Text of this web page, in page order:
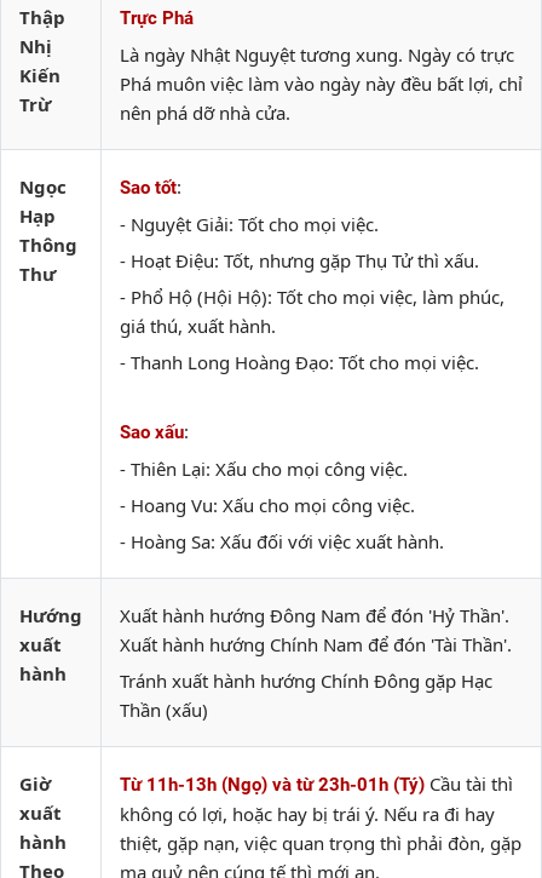
Thập
Nhị
Kiến
Trừ
Trực Phá
Là ngày Nhật Nguyệt tương xung. Ngày có trực
Phá muôn việc làm vào ngày này đều bất lợi, chỉ
nên phá dỡ nhà cửa.
Ngọc
Hạp
Thông
Thư
Sao tốt:
- Nguyệt Giải: Tốt cho mọi việc.
- Hoạt Điệu: Tốt, nhưng gặp Thụ Tử thì xấu.
- Phổ Hộ (Hội Hộ): Tốt cho mọi việc, làm phúc,
giá thú, xuất hành.
- Thanh Long Hoàng Đạo: Tốt cho mọi việc.
Sao xấu:
- Thiên Lại: Xấu cho mọi công việc.
- Hoang Vu: Xấu cho mọi công việc.
- Hoàng Sa: Xấu đối với việc xuất hành.
Hướng
xuất
hành
Xuất hành hướng Đông Nam để đón 'Hỷ Thần'.
Xuất hành hướng Chính Nam để đón 'Tài Thần'.
Tránh xuất hành hướng Chính Đông gặp Hạc
Thần (xấu)
Giờ
xuất
hành
Theo
Từ 11h-13h (Ngọ) và từ 23h-01h (Tý) Cầu tài thì
không có lợi, hoặc hay bị trái ý. Nếu ra đi hay
thiệt, gặp nạn, việc quan trọng thì phải đòn, gặp
ma quỷ nên cúng tế thì mới an.